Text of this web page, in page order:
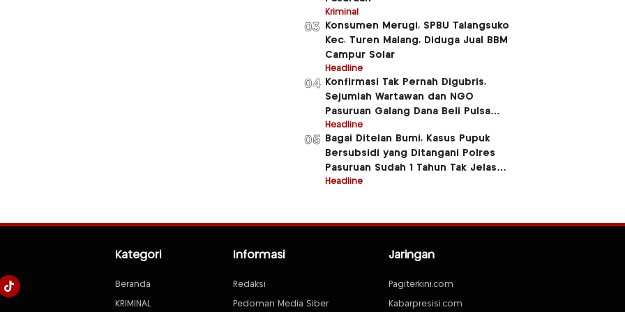
Kriminal
03
Konsumen Merugi, SPBU Talangsuko
Kec. Turen Malang, Diduga Jual BBM
Campur Solar
Headline
04
Konfirmasi Tak Pernah Digubris,
Sejumlah Wartawan dan NGO
Pasuruan Galang Dana Beli Pulsa
Untuk Beberapa Anggota Polres
Pasuruan
Headline
05
Bagai Ditelan Bumi, Kasus Pupuk
Bersubsidi yang Ditangani Polres
Pasuruan Sudah 1 Tahun Tak Jelas
Jluntrungnya
Headline
Kategori
Beranda
KRIMINAL
Informasi
Redaksi
Pedoman Media Siber
Jaringan
Pagiterkini.com
Kabarpresisi.com